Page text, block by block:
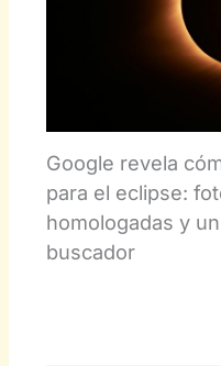
Google revela
para el eclipse:
homologadas y
buscador